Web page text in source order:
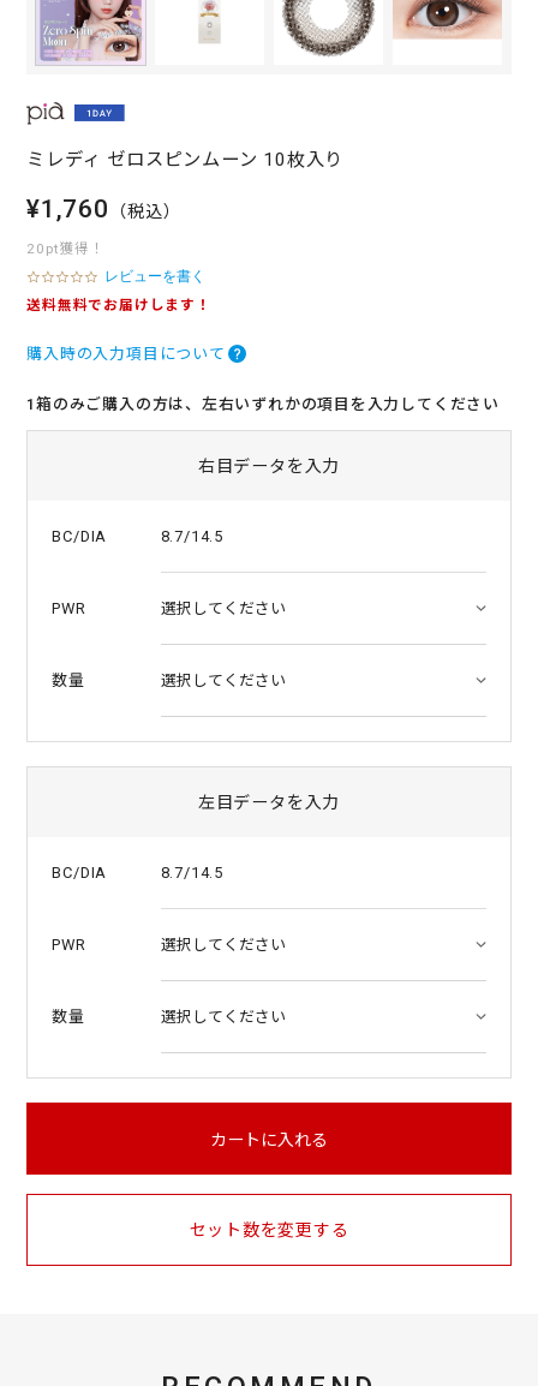
ミレディ ゼロスピンムーン 10枚入り
¥1,760 （税込）
20pt獲得！
0
.
t
r
レビューを書く
送料無料でお届けします！
購入時の入力項目について
1箱のみご購入の方は、左右いずれかの項目を入力してください
右目データを入力
BC/DIA 8.7/14.5
PWR
数量
左目データを入力
BC/DIA 8.7/14.5
PWR
数量
カートに入れる
セット数を変更する